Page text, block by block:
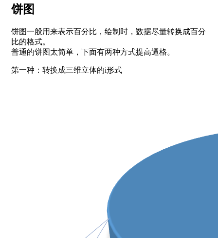
饼图
饼图一般用来表示百分比，绘制时，数据尽量转换成百分
比的格式。
普通的饼图太简单，下面有两种方式提高逼格。
第一种：转换成三维立体的i形式